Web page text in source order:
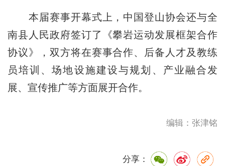
本届赛事开幕式上，中国登山协会还与全
南县人民政府签订了《攀岩运动发展框架合作
协议》，双方将在赛事合作、后备人才及教练
员培训、场地设施建设与规划、产业融合发
展、宣传推广等方面展开合作。
编辑：张津铭
分享：